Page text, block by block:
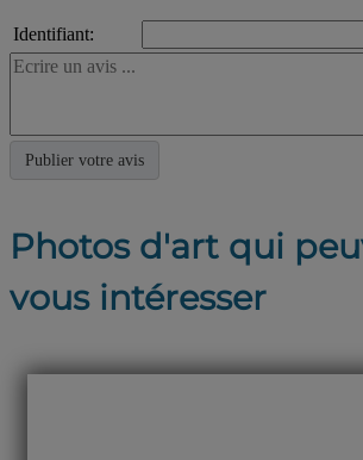
Identifiant:
Photos d'art qui
vous intéresser